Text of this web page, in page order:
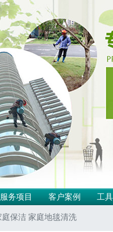
服务项目 客户案例 工
庭保洁 家庭地毯清洗